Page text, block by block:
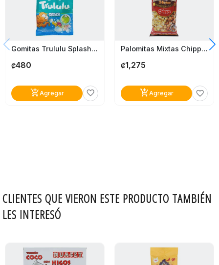
Gomitas Trululu Splash Rellenas 80G
₡480
add_shopping_cartAgregar favorite_border
Palomitas Mixtas Chipps Mantequilla Caramelo 235G
₡1,275
add_shopping_cartAgregar favorite_border
CLIENTES QUE VIERON ESTE PRODUCTO TAMBIÉN
LES INTERESÓ